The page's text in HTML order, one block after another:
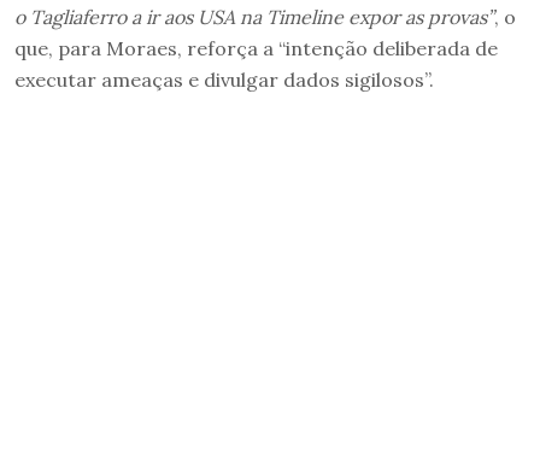
o Tagliaferro a ir aos USA na Timeline expor as provas”, o
que, para Moraes, reforça a “intenção deliberada de
executar ameaças e divulgar dados sigilosos”.